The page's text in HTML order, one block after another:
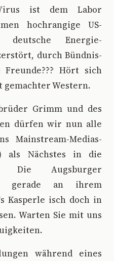
ist dem Labor
hochrangige US-
Energie-
durch Bündnis-
Hört sich
gemachter Western.
Grimm und des
dürfen wir nun alle
Mainstream-Medias-
als Nächstes in die
Die Augsburger
gerade an ihrem
Kasperle isch doch in
Warten Sie mit uns
während eines